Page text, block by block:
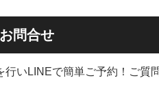
問合せ
いLINEで簡単ご予約！ご質